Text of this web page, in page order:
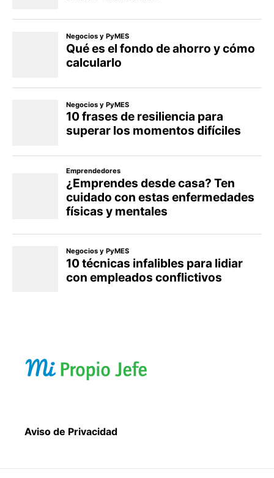
Aviso de Privacidad